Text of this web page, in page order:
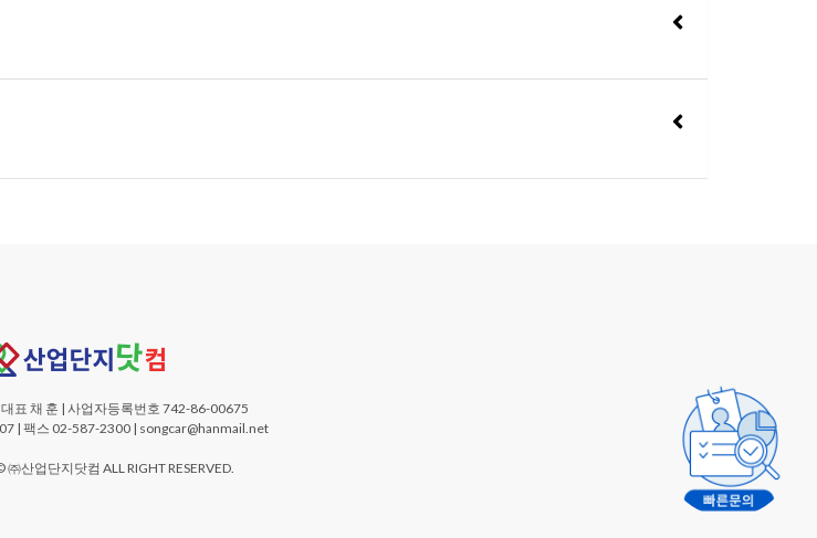
표 채 훈 | 사업자등록번호 742-86-00675
| 팩스 02-587-2300 | songcar@hanmail.net
㈜산업단지닷컴 ALL RIGHT RESERVED.